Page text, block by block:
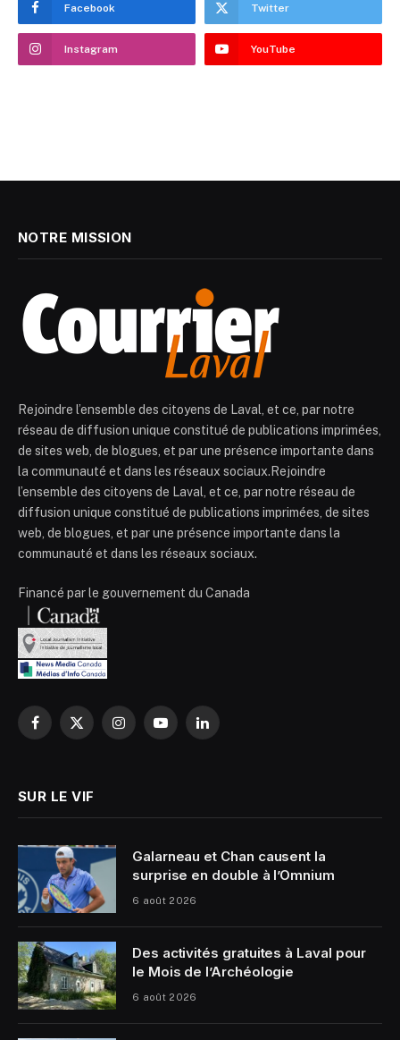
Facebook Twitter
Instagram YouTube
NOTRE MISSION
Rejoindre l’ensemble des citoyens de Laval, et ce, par notre
réseau de diffusion unique constitué de publications imprimées,
de sites web, de blogues, et par une présence importante dans
la communauté et dans les réseaux sociaux.Rejoindre
l’ensemble des citoyens de Laval, et ce, par notre réseau de
diffusion unique constitué de publications imprimées, de sites
web, de blogues, et par une présence importante dans la
communauté et dans les réseaux sociaux.
Financé par le gouvernement du Canada
Facebook
X
InstagramYouTubeLinkedIn
SUR LE VIF
Galarneau et Chan causent la
surprise en double à l’Omnium
6 août 2026
Des activités gratuites à Laval pour
le Mois de l’Archéologie
6 août 2026